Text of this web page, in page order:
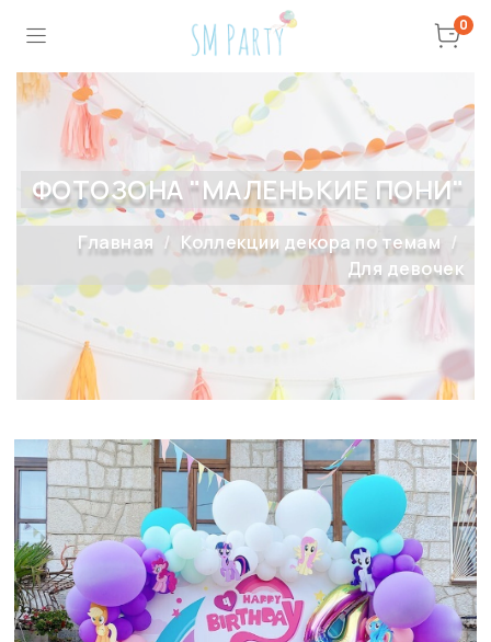
0
ФОТОЗОНА "МАЛЕНЬКИЕ ПОНИ"
Главная
Коллекции декора по темам
Для девочек